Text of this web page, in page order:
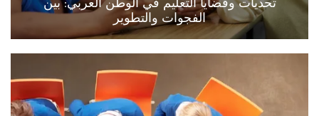
الفجوات والتطوير